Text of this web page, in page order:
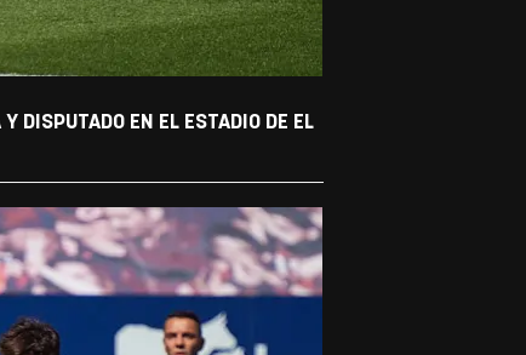
DISPUTADO EN EL ESTADIO DE EL